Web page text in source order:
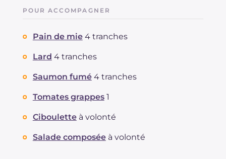
POUR ACCOMPAGNER
Pain de mie 4 tranches
Lard 4 tranches
Saumon fumé 4 tranches
Tomates grappes 1
Ciboulette à volonté
Salade composée à volonté